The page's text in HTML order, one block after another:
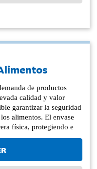
de productos
calidad y valor
garantizar la seguridad
alimentos. El envase
física, protegiendo e